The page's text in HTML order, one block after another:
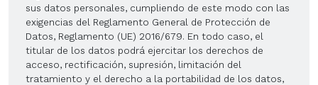
sus datos personales, cumpliendo de este modo con las
exigencias del Reglamento General de Protección de
Datos, Reglamento (UE) 2016/679. En todo caso, el
titular de los datos podrá ejercitar los derechos de
acceso, rectificación, supresión, limitación del
tratamiento y el derecho a la portabilidad de los datos,